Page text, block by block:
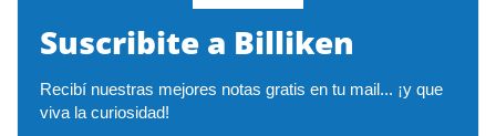
Suscribite a Billiken
Recibí nuestras mejores notas gratis en tu mail... ¡y que
viva la curiosidad!